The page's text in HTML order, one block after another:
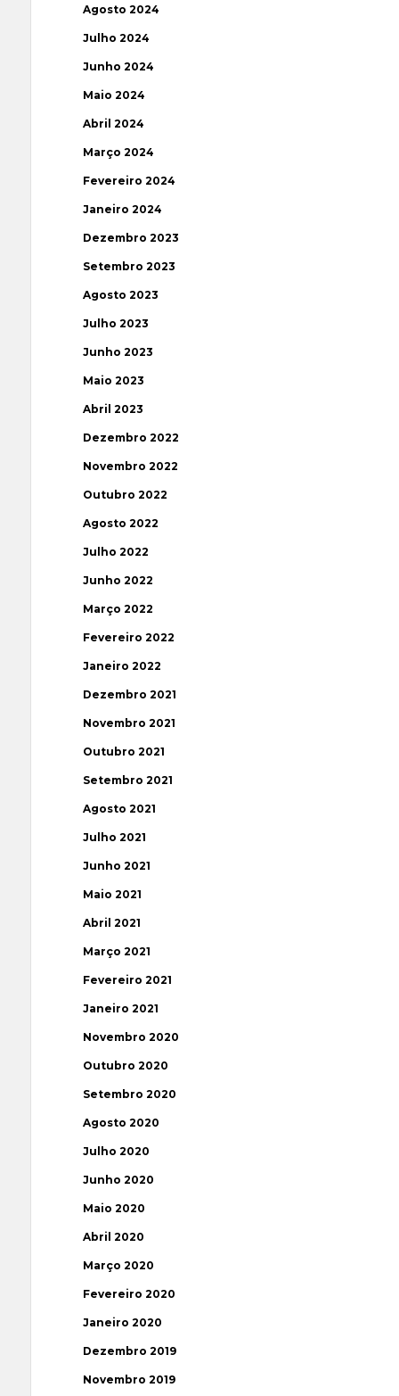
Agosto 2024
Julho 2024
Junho 2024
Maio 2024
Abril 2024
Março 2024
Fevereiro 2024
Janeiro 2024
Dezembro 2023
Setembro 2023
Agosto 2023
Julho 2023
Junho 2023
Maio 2023
Abril 2023
Dezembro 2022
Novembro 2022
Outubro 2022
Agosto 2022
Julho 2022
Junho 2022
Março 2022
Fevereiro 2022
Janeiro 2022
Dezembro 2021
Novembro 2021
Outubro 2021
Setembro 2021
Agosto 2021
Julho 2021
Junho 2021
Maio 2021
Abril 2021
Março 2021
Fevereiro 2021
Janeiro 2021
Novembro 2020
Outubro 2020
Setembro 2020
Agosto 2020
Julho 2020
Junho 2020
Maio 2020
Abril 2020
Março 2020
Fevereiro 2020
Janeiro 2020
Dezembro 2019
Novembro 2019